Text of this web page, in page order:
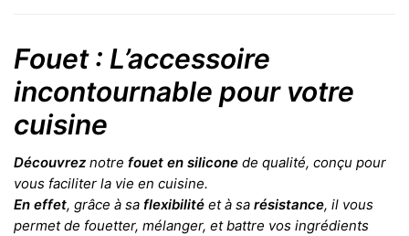
Fouet : L’accessoire
incontournable pour votre
cuisine
Découvrez notre fouet en silicone de qualité, conçu pour
vous faciliter la vie en cuisine.
En effet, grâce à sa flexibilité et à sa résistance, il vous
permet de fouetter, mélanger, et battre vos ingrédients